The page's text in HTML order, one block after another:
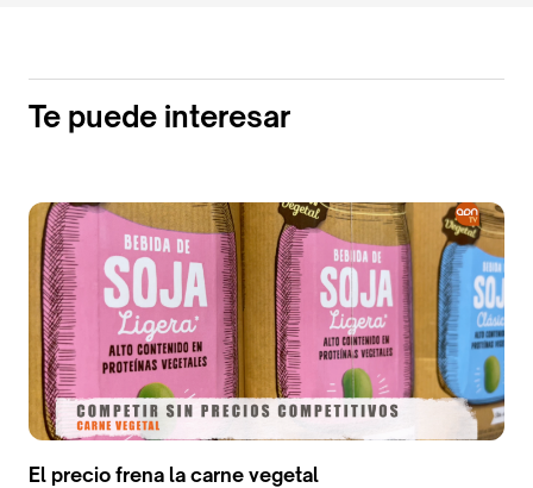
Te puede interesar
El precio frena la carne vegetal